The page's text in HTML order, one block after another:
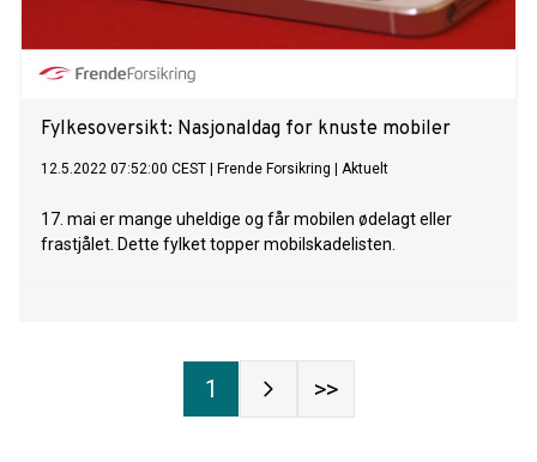
både fra leverandøren og fra mobiloperatøren. 3. Rydd i ditt
Fylkesoversikt: Nasjonaldag for knuste mobiler
12.5.2022 07:52:00 CEST Frende Forsikring Aktuelt
17. mai er mange uheldige og får mobilen ødelagt eller
frastjålet. Dette fylket topper mobilskadelisten.
1 >>